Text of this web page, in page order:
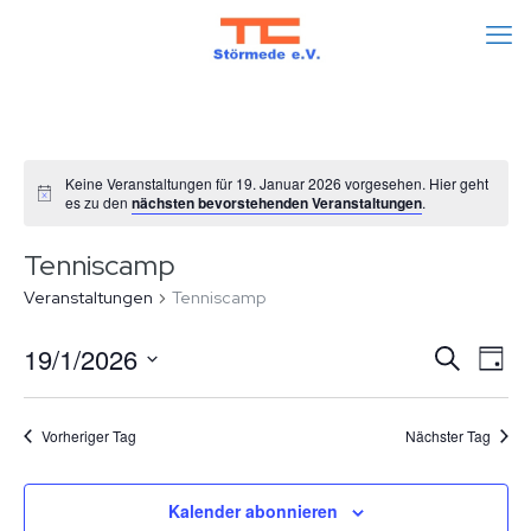
Keine Veranstaltungen für 19. Januar 2026 vorgesehen. Hier geht
es zu dennächsten bevorstehenden Veranstaltungen.
Tenniscamp
Veranstaltungen Tenniscamp
und
SucheTag
19/1/2026
Vorheriger Tag
Nächster Tag
Kalender abonnieren